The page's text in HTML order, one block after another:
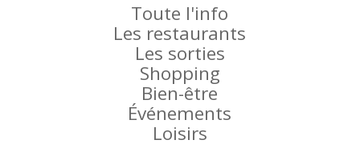
Toute l'info
Les restaurants
Les sorties
Shopping
Bien-être
Événements
Loisirs